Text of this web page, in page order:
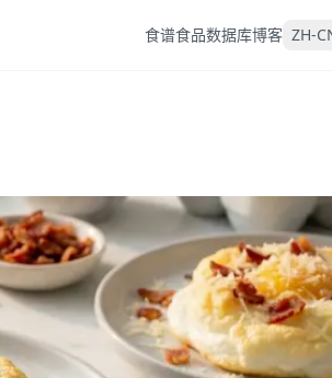
食谱食品数据库博客 ZH-